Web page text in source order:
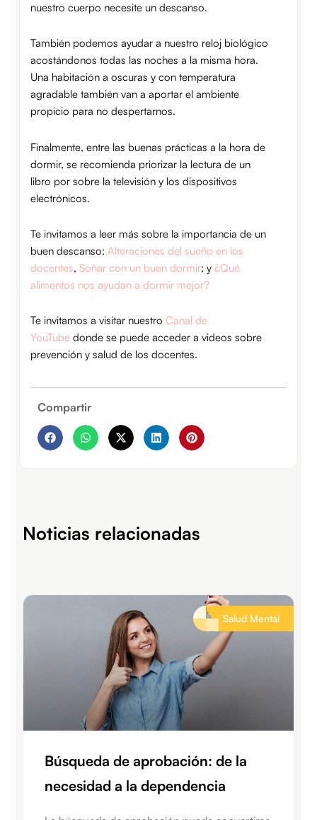
nuestro cuerpo necesite un descanso.
También podemos ayudar a nuestro reloj biológico
acostándonos todas las noches a la misma hora.
Una habitación a oscuras y con temperatura
agradable también van a aportar el ambiente
propicio para no despertarnos.
Finalmente, entre las buenas prácticas a la hora de
dormir, se recomienda priorizar la lectura de un
libro por sobre la televisión y los dispositivos
electrónicos.
Te invitamos a leer más sobre la importancia de un
buen descanso:Alteraciones del sueño en los
docentes,Soñar con un buen dormir; y¿Qué
alimentos nos ayudan a dormir mejor?
Te invitamos a visitar nuestroCanal de
YouTubedonde se puede acceder a videos sobre
prevención y salud de los docentes.
Compartir
Noticias relacionadas
Salud Mental
Búsqueda de aprobación: de la
necesidad a la dependencia